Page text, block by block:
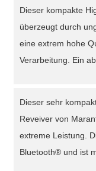
Dieser kompakte
überzeugt durch
eine extrem hohe
Verarbeitung. Ein
Dieser sehr
Reveiver von
extreme Leistung.
Bluetooth® und ist